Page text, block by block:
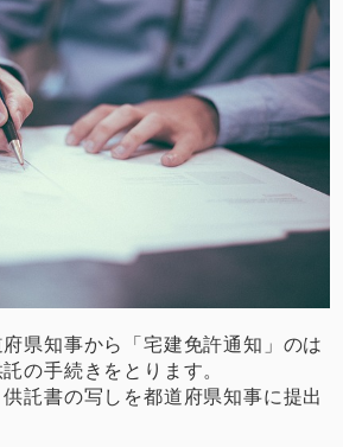
県知事から「宅建免許通知」のは
の手続きをとります。
託書の写しを都道府県知事に提出